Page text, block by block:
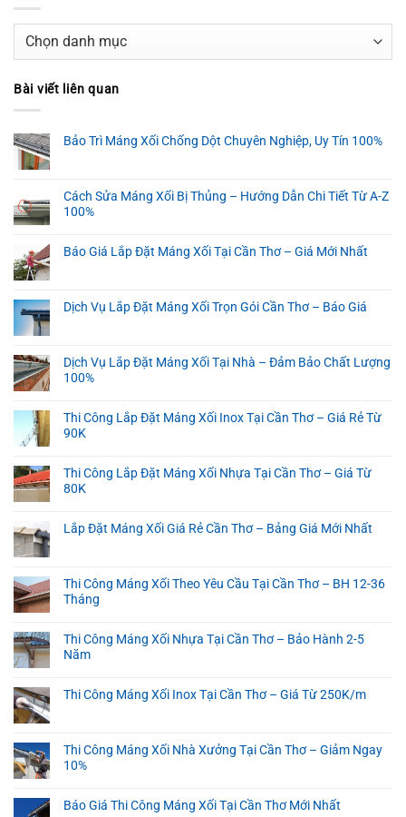
mục
Bài viết liên quan
Bảo Trì Máng Xối Chống Dột Chuyên Nghiệp, Uy Tín 100%
Cách Sửa Máng Xối Bị Thủng – Hướng Dẫn Chi Tiết Từ A-Z
100%
Báo Giá Lắp Đặt Máng Xối Tại Cần Thơ – Giá Mới Nhất
Dịch Vụ Lắp Đặt Máng Xối Trọn Gói Cần Thơ – Báo Giá
Dịch Vụ Lắp Đặt Máng Xối Tại Nhà – Đảm Bảo Chất Lượng
100%
Thi Công Lắp Đặt Máng Xối Inox Tại Cần Thơ – Giá Rẻ Từ
90K
Thi Công Lắp Đặt Máng Xối Nhựa Tại Cần Thơ – Giá Từ
80K
Lắp Đặt Máng Xối Giá Rẻ Cần Thơ – Bảng Giá Mới Nhất
Thi Công Máng Xối Theo Yêu Cầu Tại Cần Thơ – BH 12-36
Tháng
Thi Công Máng Xối Nhựa Tại Cần Thơ – Bảo Hành 2-5
Năm
Thi Công Máng Xối Inox Tại Cần Thơ – Giá Từ 250K/m
Thi Công Máng Xối Nhà Xưởng Tại Cần Thơ – Giảm Ngay
10%
Báo Giá Thi Công Máng Xối Tại Cần Thơ Mới Nhất